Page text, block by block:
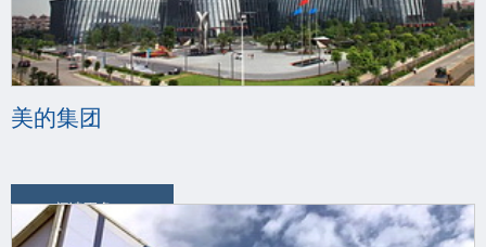
美的集团
阅读更多